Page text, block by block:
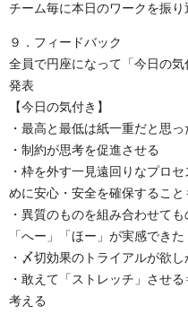
チーム毎に本日のワークを振り
９．フィードバック
全員で円座になって「今日の
発表
【今日の気付き】
・最高と最低は紙一重だと思っ
・制約が思考を促進させる
・枠を外す一見遠回りなプロ
めに安心・安全を確保するこ
・異質のものを組み合わせて
「へー」「ほー」が実感できた
・〆切効果のトライアルが欲し
・敢えて「ストレッチ」させ
考える